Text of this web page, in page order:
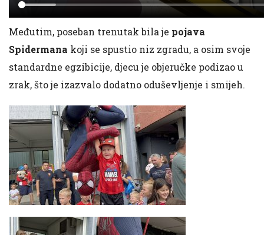
Međutim, poseban trenutak bila je pojava
Spidermana koji se spustio niz zgradu, a osim svoje
standardne egzibicije, djecu je objeručke podizao u
zrak, što je izazvalo dodatno oduševljenje i smijeh.